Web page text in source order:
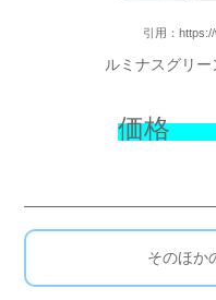
引用：
ルミナスグリ
価格 7
そのほか